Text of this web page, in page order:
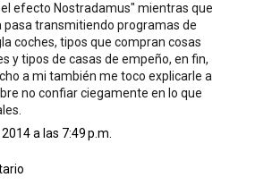
efecto Nostradamus" mientras que
pasa transmitiendo programas de
coches, tipos que compran cosas
y tipos de casas de empeño, en fin,
a mi también me toco explicarle a
no confiar ciegamente en lo que
a las 7:49 p.m.